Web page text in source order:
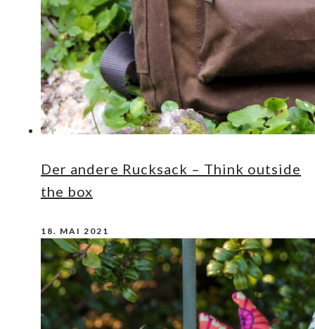
Der andere Rucksack – Think outside
the box
18. MAI 2021